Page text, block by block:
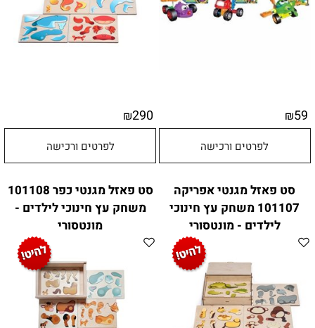
₪59
לפרטים ורכישה
₪290
לפרטים ורכישה
סט פאזל מגנטי אפריקה
101107 משחק עץ חינוכי
לילדים - מונטסורי
סט פאזל מגנטי כפר 101108
משחק עץ חינוכי לילדים -
מונטסורי